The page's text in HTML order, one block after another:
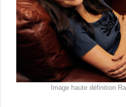
Image haute définition